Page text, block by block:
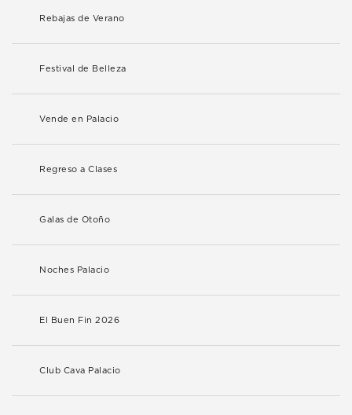
Rebajas de Verano
Festival de Belleza
Vende en Palacio
Regreso a Clases
Galas de Otoño
Noches Palacio
El Buen Fin 2026
Club Cava Palacio